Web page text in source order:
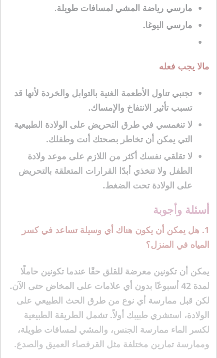
مارسي رياضة المشي لمسافات طويلة.
مارسي اليوغا.
مالا يجب فعله
تجنبي تناول الأطعمة الغنية بالتوابل والخردة لأنها قد
تسبب تأثير الانتفاخ والإمساك.
لا تنغمسي في طرق التحريض على الولادة الطبيعية
التي يمكن أن تخاطر بصحتك أنت وطفلك.
لا تقلقي نفسك أكثر من اللازم على موعد ولادة
الطفل ولا تتخذي أبدًا القرارات المتعلقة بالتحريض
على الولادة تحت الضغط.
أسئلة وأجوبة
1. هل يمكن أن يكون هناك أي وسيلة تساعد في كسر
المياه في المنزل؟
يمكن أن تكونين معرضة للقلق حقًا عندما تكونين حاملًا
لمدة 42 أسبوعًا بدون أي علامات على المخاض حتى الآن.
لكن قبل ممارسة أي نوع من طرق الحث الطبيعي على
الولادة، استشري طبيبك أولاً. تشمل الطريقة الطبيعية
لكسر الماء ممارسة الجنس، والمشي لمسافات طويلة،
وممارسة تمارين مختلفة مثل القرفصاء العميق والصدع.